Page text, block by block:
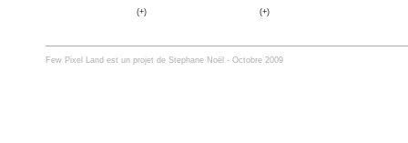
(+)
(+)
Few Pixel Land est un projet de Stephane Noël - Octobre 2009